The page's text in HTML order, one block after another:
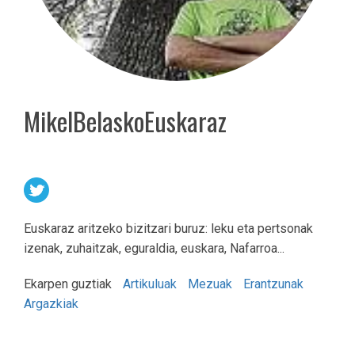
MikelBelaskoEuskaraz
Euskaraz aritzeko bizitzari buruz: leku eta pertsonak
izenak, zuhaitzak, eguraldia, euskara, Nafarroa...
Ekarpen guztiak Artikuluak Mezuak
Erantzunak
Argazkiak